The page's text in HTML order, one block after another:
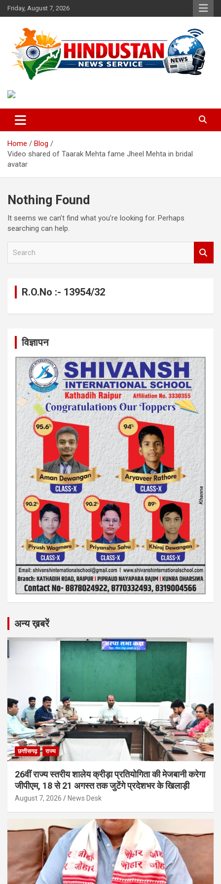
Skip
to
Friday, August 7, 2026
Hindustan News Service
Home
Blog
Video shared of Taarak Mehta fame Jheel Mehta in bridal
avatar
Nothing Found
It seems we can’t find what you’re looking for. Perhaps
searching can help.
R.O.No :- 13954/32
विज्ञापन
अन्य ख़बरें
छत्तीसगढ़ राज्य
26वीं राज्य स्तरीय शालेय क्रीड़ा प्रतियोगिता की मेजबानी करेगा
जीपीएम, 18 से 21 अगस्त तक जुटेंगे प्रदेशभर के खिलाड़ी
August 7, 2026 News Desk